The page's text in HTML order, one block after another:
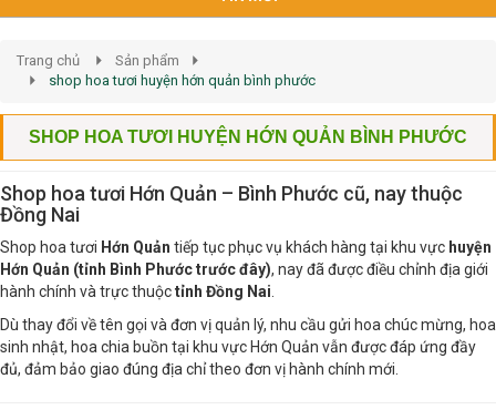
Trang chủ
Sản phẩm
shop hoa tươi huyện hớn quản bình phước
SHOP HOA TƯƠI HUYỆN HỚN QUẢN BÌNH PHƯỚC
Shop hoa tươi Hớn Quản – Bình Phước cũ, nay thuộc
Đồng Nai
Shop hoa tươi Hớn Quản tiếp tục phục vụ khách hàng tại khu vựchuyện
Hớn Quản (tỉnh Bình Phước trước đây), nay đã được điều chỉnh địa giới
hành chính và trực thuộc
tỉnh Đồng Nai
Dù thay đổi về tên gọi và đơn vị quản lý, nhu cầu gửi hoa chúc mừng, hoa
sinh nhật, hoa chia buồn tại khu vực Hớn Quản vẫn được đáp ứng đầy
đủ, đảm bảo giao đúng địa chỉ theo đơn vị hành chính mới.